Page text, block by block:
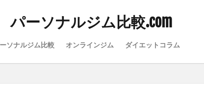
パーソナルジム比較.com
ソナルジム比較 オンラインジム ダイエットコラム